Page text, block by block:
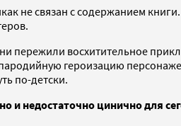
не связан с содержанием
пережили восхитительное
героизацию
по-детски.
и недостаточно цинично для